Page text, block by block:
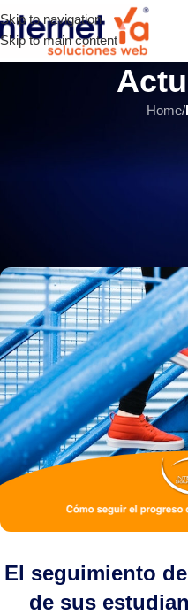
Skip to navigation
Skip to main content
Home/
Cómo
INTERNET YA
El seguimiento
de sus